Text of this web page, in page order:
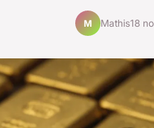
M Mathis18